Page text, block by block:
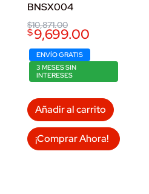
BNSX004
$10,871.00
Original
price
was:
$10,871.00.
$9,699.00
Current
price
$9,699.00.
ENVÍO GRATIS
3 MESES SIN
INTERESES
Añadir al carrito
¡Comprar Ahora!